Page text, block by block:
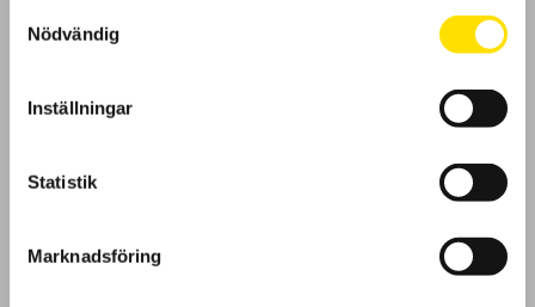
Nödvändig
Inställningar
Statistik
Marknadsföring